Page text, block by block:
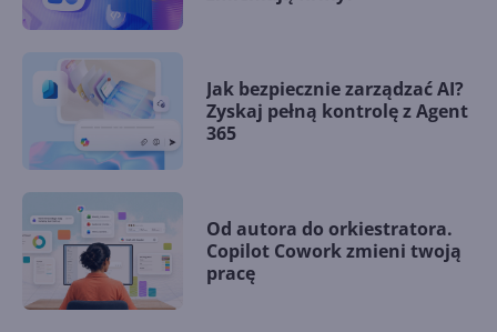
Jak bezpiecznie zarządzać AI?
Zyskaj pełną kontrolę z Agent
365
Od autora do orkiestratora.
Copilot Cowork zmieni twoją
pracę